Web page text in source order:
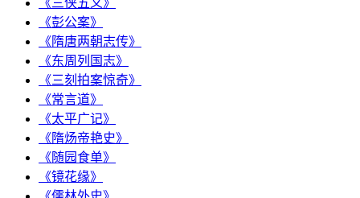
《三侠五义》
《彭公案》
《隋唐两朝志传》
《东周列国志》
《三刻拍案惊奇》
《常言道》
《太平广记》
《隋炀帝艳史》
《随园食单》
《镜花缘》